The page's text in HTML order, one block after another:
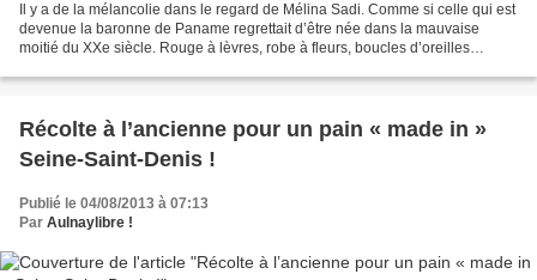
Il y a de la mélancolie dans le regard de Mélina Sadi. Comme si celle qui est
devenue la baronne de Paname regrettait d’être née dans la mauvaise
moitié du XXe siècle. Rouge à lèvres, robe à fleurs, boucles d’oreilles
Récolte à l’ancienne pour un pain « made in »
Seine-Saint-Denis !
Publié le 04/08/2013 à 07:13
Par Aulnaylibre !